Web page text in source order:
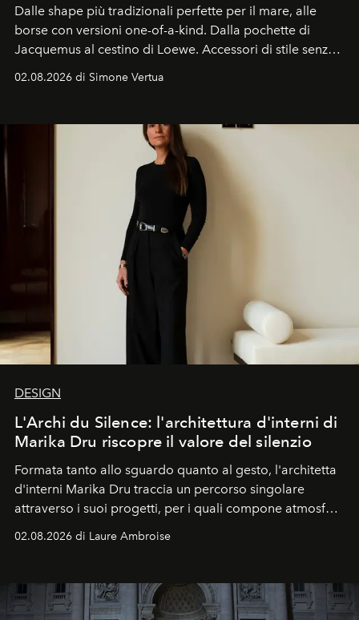
Dalle shape più tradizionali perfette per il mare, alle
borse con versioni one-of-a-kind. Dalla pochette di
Jacquemus al cestino di Loewe. Accessori di stile senza
02.08.2026 di Simone Vertua
DESIGN
L'Archi du Silence: l'architettura d'interni di
Marika Dru riscopre il valore del silenzio
Formata tanto allo sguardo quanto al gesto, l'architetta
d'interni Marika Dru traccia un percorso singolare
attraverso i suoi progetti, per i quali compone atmosfere
02.08.2026 di Laure Ambroise